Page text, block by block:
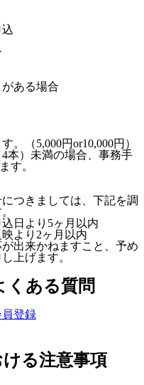
ある場合
。（5,000円or10,000円）
本）未満の場合、事務手
す。
つきましては、下記を調
日より5ヶ月以内
より2ヶ月以内
出来かねますこと、予め
上げます。
くある質問
登録
ける注意事項